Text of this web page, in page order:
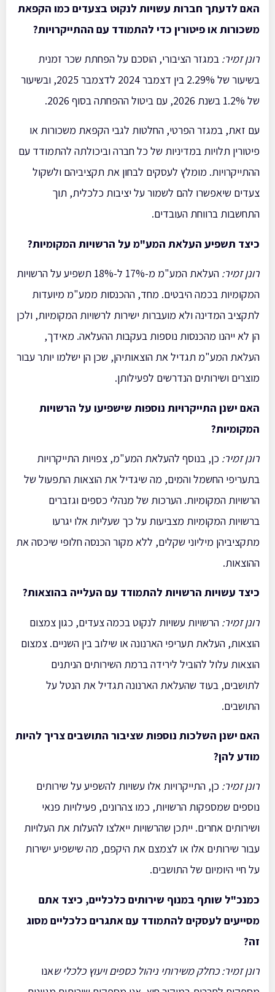
האם לדעתך חברות עשויות לנקוט בצעדים כמו הקפאת
משכורות או פיטורין כדי להתמודד עם ההתייקרויות?
רונן זמיר: במגזר הציבורי, הוסכם על הפחתת שכר זמנית
בשיעור של 2.29% בין דצמבר 2024 לדצמבר 2025, ובשיעור
של 1.2% בשנת 2026, עם ביטול ההפחתה בסוף 2026.
עם זאת, במגזר הפרטי, החלטות לגבי הקפאת משכורות או
פיטורין תלויות במדיניות של כל חברה וביכולתה להתמודד עם
ההתייקרויות. מומלץ לעסקים לבחון את תקציביהם ולשקול
צעדים שיאפשרו להם לשמור על יציבות כלכלית, תוך
התחשבות ברווחת העובדים.
כיצד תשפיע העלאת המע"מ על הרשויות המקומיות?
רונן זמיר:
העלאת המע"מ מ-17% ל-18% תשפיע על הרשויות
המקומיות בכמה היבטים. מחד, ההכנסות ממע"מ מיועדות
לתקציב המדינה ולא מועברות ישירות לרשויות המקומיות, ולכן
הן לא ייהנו מהכנסות נוספות בעקבות ההעלאה. מאידך,
העלאת המע"מ תגדיל את הוצאותיהן, שכן הן ישלמו יותר עבור
מוצרים ושירותים הנדרשים לפעילותן.
האם ישנן התייקרויות נוספות שישפיעו על הרשויות
המקומיות?
רונן זמיר: כן, בנוסף להעלאת המע"מ, צפויות התייקרויות
בתעריפי החשמל והמים, מה שיגדיל את הוצאות התפעול של
הרשויות המקומיות. הערכות של מנהלי כספים וגזברים
ברשויות המקומיות מצביעות על כך שעליות אלו יגרעו
מתקציביהן מיליוני שקלים, ללא מקור הכנסה חלופי שיכסה את
ההוצאות.
כיצד עשויות הרשויות להתמודד עם העלייה בהוצאות?
רונן זמיר: הרשויות עשויות לנקוט בכמה צעדים, כגון צמצום
הוצאות, העלאת תעריפי הארנונה או שילוב בין השניים. צמצום
הוצאות עלול להוביל לירידה ברמת השירותים הניתנים
לתושבים, בעוד שהעלאת הארנונה תגדיל את הנטל על
התושבים.
האם ישנן השלכות נוספות שציבור התושבים צריך להיות
מודע להן?
רונן זמיר: כן, התייקרויות אלו עשויות להשפיע על שירותים
נוספים שמספקות הרשויות, כמו צהרונים, פעילויות פנאי
ושירותים אחרים. ייתכן שהרשויות ייאלצו להעלות את העלויות
עבור שירותים אלו או לצמצם את היקפם, מה שישפיע ישירות
על חיי היומיום של התושבים.
כמנכ"ל שותף במנוף שירותים כלכליים, כיצד אתם
מסייעים לעסקים להתמודד עם אתגרים כלכליים מסוג
זה?
רונן זמיר: כחלק משירותי ניהול כספים ויעוץ כלכלי שאנו